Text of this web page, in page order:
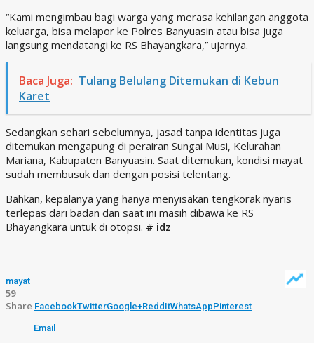
“Kami mengimbau bagi warga yang merasa kehilangan anggota
keluarga, bisa melapor ke Polres Banyuasin atau bisa juga
langsung mendatangi ke RS Bhayangkara,” ujarnya.
Baca Juga: Tulang Belulang Ditemukan di Kebun
Karet
Sedangkan sehari sebelumnya, jasad tanpa identitas juga
ditemukan mengapung di perairan Sungai Musi, Kelurahan
Mariana, Kabupaten Banyuasin. Saat ditemukan, kondisi mayat
sudah membusuk dan dengan posisi telentang.
Bahkan, kepalanya yang hanya menyisakan tengkorak nyaris
terlepas dari badan dan saat ini masih dibawa ke RS
Bhayangkara untuk di otopsi. # idz
mayat
59
Share FacebookTwitterGoogle+ReddItWhatsAppPinterest
Email